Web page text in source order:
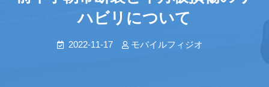
ハビリについて
2022-11-17 モバイルフィジオ